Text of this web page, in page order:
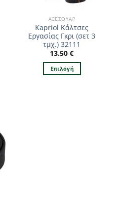
στη
σελίδα
του
προϊόντος
ΑΞΕΣΟΥΆΡ
Kapriol Κάλτσες
Εργασίας Γκρι (σετ 3
τμχ.) 32111
13.50€
Επιλογή